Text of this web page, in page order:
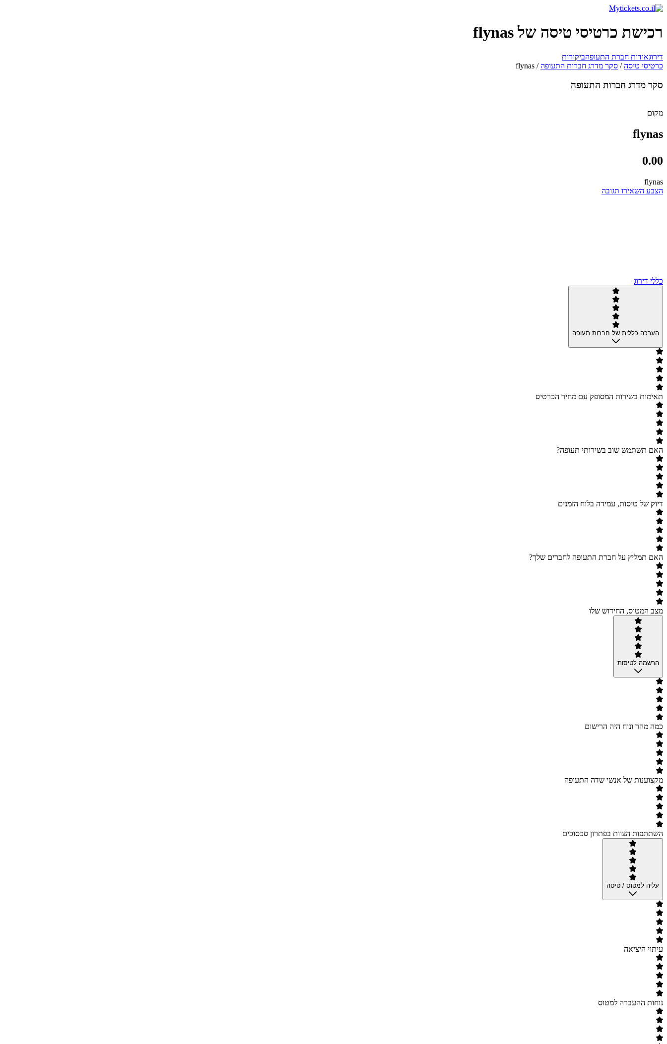
רכישת כרטיסי טיסה של flynas
דירוגאודות חברת התעופהביקורות
כרטיסי טיסה/ סקר מדרג חברות התעופה/
flynas
סקר מדרג חברות התעופה
מקום
flynas
0.00
flynas
הצבע השאירו תגובה
כללי דירוג
הערכה כללית של חברות תעופה
תאימות בשירות המסופק עם מחיר הכרטיס
האם תשתמש שוב בשירותי תעופה?
דיוק של טיסות, עמידה בלוח הזמנים
האם תמליץ על חברת התעופה לחברים שלך?
מצב המטוס, החידוש שלו
הרשמה לטיסות
כמה מהר ונוח היה הרישום
מקצוענות של אנשי שדה התעופה
השתתפות הצוות בפתרון סכסוכים
עליה למטוס / טיסה
עיתוי היציאה
נוחות ההעברה למטוס